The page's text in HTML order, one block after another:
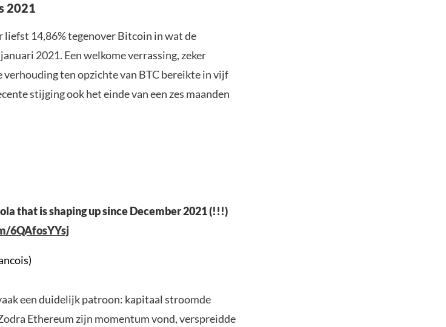
2021
liefst 14,86% tegenover Bitcoin in wat de
2021. Een welkome verrassing, zeker
ten opzichte van BTC bereikte in vijf
stijging ook het einde van een zes maanden
that is shaping up since December 2021 (!!!)
6QAfosYYsj
een duidelijk patroon: kapitaal stroomde
Ethereum zijn momentum vond, verspreidde